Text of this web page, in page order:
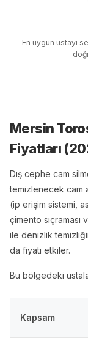
En uygun ustayı
Mersin
Fiyatları (
Dış cephe cam
temizlenecek cam
(ip erişim sistemi,
çimento sıçraması
ile denizlik
da fiyatı etkiler.
Bu bölgedeki
Kapsam